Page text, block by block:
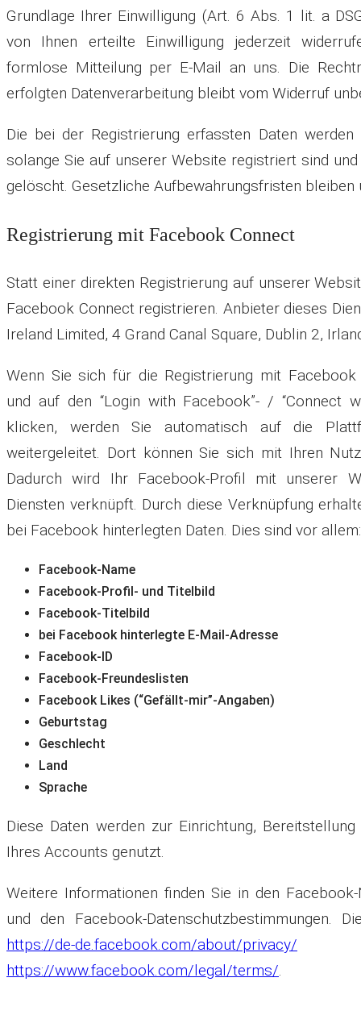
Grundlage Ihrer Einwilligung (Art. 6 Abs. 1 lit. a
von Ihnen erteilte Einwilligung jederzeit
formlose Mitteilung per E-Mail an uns. Die
erfolgten Datenverarbeitung bleibt vom Widerruf
Die bei der Registrierung erfassten Daten
solange Sie auf unserer Website registriert sind
gelöscht. Gesetzliche Aufbewahrungsfristen bleiben
Registrierung mit Facebook Connect
Statt einer direkten Registrierung auf unserer
Facebook Connect registrieren. Anbieter dieses
Ireland Limited, 4 Grand Canal Square, Dublin 2,
Wenn Sie sich für die Registrierung mit Facebook
und auf den “Login with Facebook”- / “Connect
klicken, werden Sie automatisch auf die
weitergeleitet. Dort können Sie sich mit Ihren
Dadurch wird Ihr Facebook-Profil mit unserer
Diensten verknüpft. Durch diese Verknüpfung
bei Facebook hinterlegten Daten. Dies sind vor allem:
Facebook-Name
Facebook-Profil- und Titelbild
Facebook-Titelbild
bei Facebook hinterlegte E-Mail-Adresse
Facebook-ID
Facebook-Freundeslisten
Facebook Likes (“Gefällt-mir”-Angaben)
Geburtstag
Geschlecht
Land
Sprache
Diese Daten werden zur Einrichtung,
Ihres Accounts genutzt.
Weitere Informationen finden Sie in den Facebook-
und den Facebook-Datenschutzbestimmungen.
https://de-de.facebook.com/about/privacy/
https://www.facebook.com/legal/terms/.